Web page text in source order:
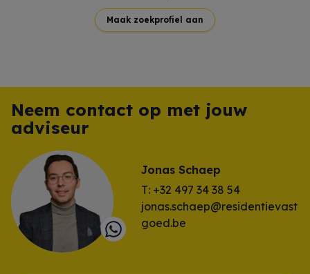
Maak zoekprofiel aan
Neem contact op met jouw
adviseur
Jonas Schaep
T: +32 497 34 38 54
jonas.schaep@residentievast
goed.be